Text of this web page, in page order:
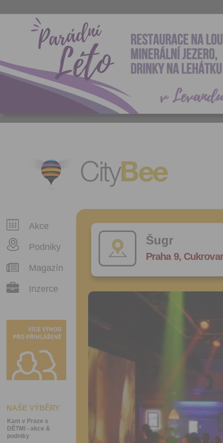
CityBee
Akce
Podniky
Magazín
Inzerce
NAŠE VÝBĚRY
Kam v Praze s
DĚTMI - akce &
podniky
Šugr
Praha 9,